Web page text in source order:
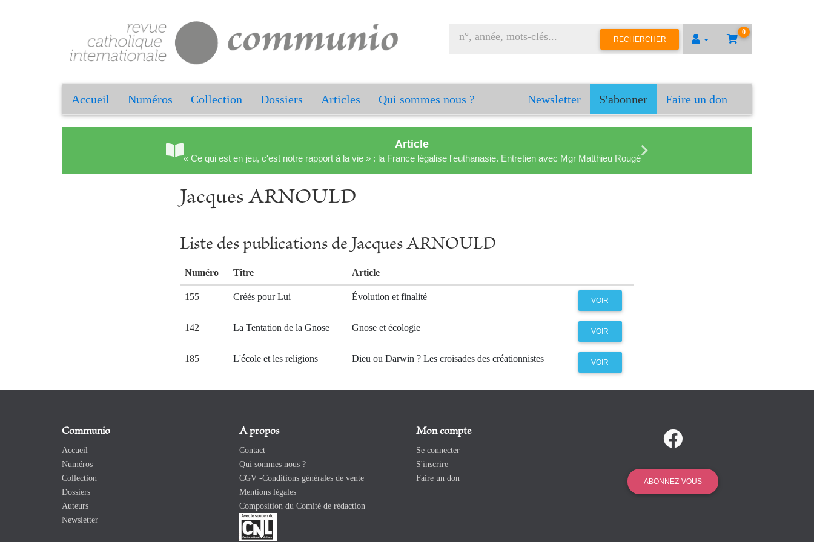
0
RECHERCHER
Accueil Numéros Collection Dossiers Articles Qui sommes nous ? Newsletter S'abonner Faire un don
Article
« Ce qui est en jeu, c'est notre rapport à la vie » : la France légalise l'euthanasie. Entretien avec Mgr Matthieu Rougé
Jacques ARNOULD
Liste des publications de Jacques ARNOULD
Numéro Titre Article
155 Créés pour Lui Évolution et finalité VOIR
142 La Tentation de la Gnose Gnose et écologie VOIR
185 L'école et les religions Dieu ou Darwin ? Les croisades des créationnistes VOIR
Communio
Accueil
Numéros
Collection
Dossiers
Auteurs
Newsletter
A propos
Contact
Qui sommes nous ?
CGV -Conditions générales de vente
Mentions légales
Composition du Comité de rédaction
Mon compte
Se connecter
S'inscrire
Faire un don
ABONNEZ-VOUS